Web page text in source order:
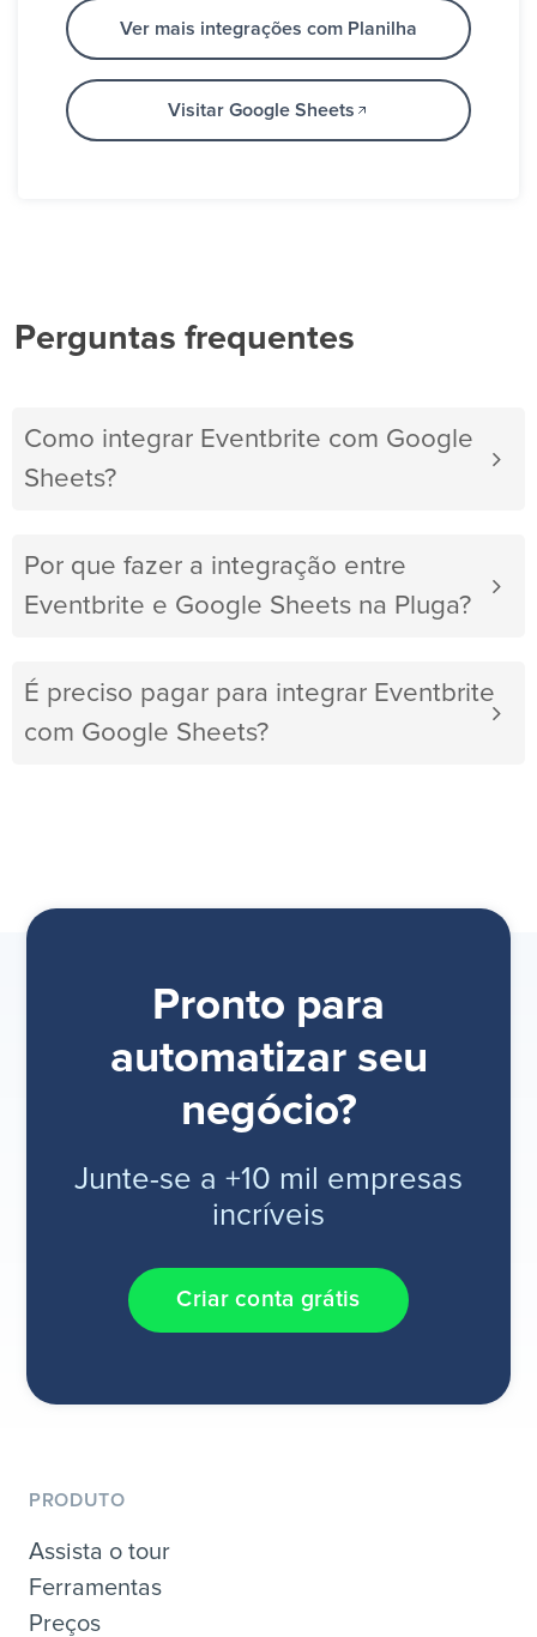
Ver mais integrações com Planilha
Visitar Google Sheets
Perguntas frequentes
Como integrar Eventbrite com Google
Sheets?
Por que fazer a integração entre
Eventbrite e Google Sheets na Pluga?
É preciso pagar para integrar Eventbrite
com Google Sheets?
Pronto para
automatizar seu
negócio?
Junte-se a +10 mil empresas
incríveis
Criar conta grátis
PRODUTO
Assista o tour
Ferramentas
Preços